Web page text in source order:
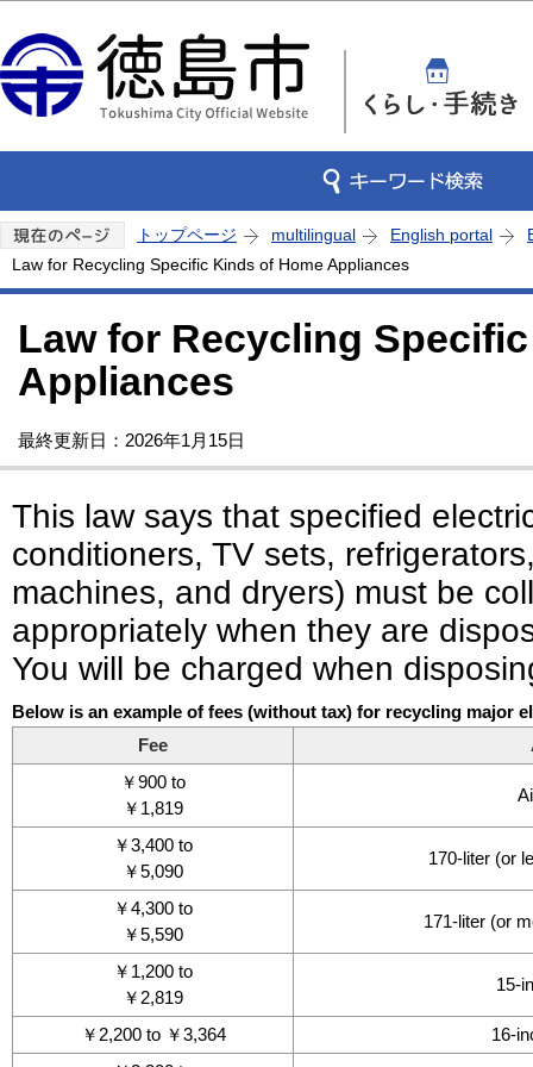
トップページ multilingual English portal
Law for Recycling Specific Kinds of Home Appliances
Law for Recycling
Appliances
最終更新日：2026年1月15日
This law says that specified
conditioners, TV sets,
machines, and dryers) must be
appropriately when they are
You will be charged when
Below is an example of fees (without tax) for recycling major
Fee
￥900 to
￥1,819
￥3,400 to
￥5,090
170-liter (or
￥4,300 to
￥5,590
171-liter (or
￥1,200 to
￥2,819
15-
￥2,200 to ￥3,364
16-